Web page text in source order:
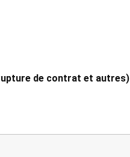
de contrat et autres)